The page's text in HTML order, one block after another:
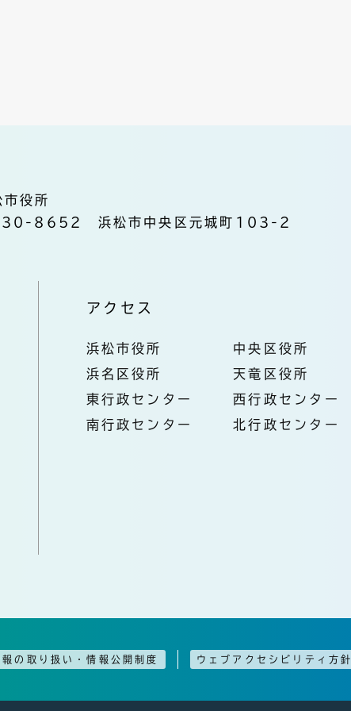
市役所
8652 浜松市中央区元城町103-2
アクセス
浜松市役所
中央区役所
浜名区役所
天竜区役所
東行政センター
西行政センター
南行政センター
北行政センター
報の取り扱い・情報公開制度 ウェブアクセシビリティ方針